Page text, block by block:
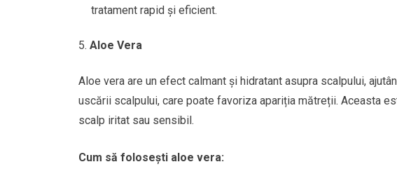
tratament rapid și eficient.
Aloe Vera
Aloe vera are un efect calmant și hidratant asupra scalpului,
uscării scalpului, care poate favoriza apariția mătreții. Aceasta
scalp iritat sau sensibil.
Cum să folosești aloe vera: